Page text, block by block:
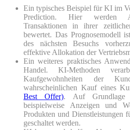
Ein typisches Beispiel für KI im
Prediction. Hier werden
Transaktionen in ihrer
bewertet. Das Prognosemodell
des nächsten Besuchs
effektive Allokation der
Ein weiteres praktisches
Handel. KI-Methoden
Kaufgewohnheiten der
wahrscheinlichen Kauf eines
Best Offer). Auf Grundlage
beispielweise Anzeigen und
Produkten und Dienstleistungen
geschaltet werden.